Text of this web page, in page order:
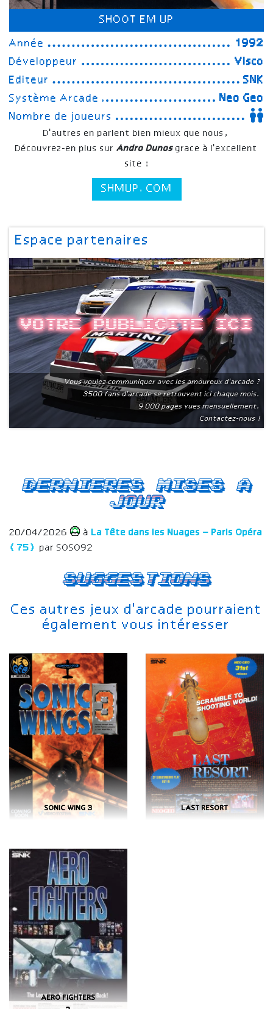
SHOOT EM UP
Année
1992
Développeur
Visco
Editeur
SNK
Système Arcade
Neo Geo
Nombre de joueurs
D'autres en parlent bien mieux que nous,
Découvrez-en plus sur Andro Dunos grace à l'excellent
site :
SHMUP.COM
Espace partenaires
Votre publicite ici
Vous voulez communiquer avec les amoureux d'arcade ?
3500 fans d'arcade se retrouvent ici chaque mois.
9 000 pages vues mensuellement.
Contactez-nous !
Suggestions
Ces autres jeux d'arcade pourraient
également vous intéresser
SONIC WING 3 LAST RESORT
AERO FIGHTERS
Dernieres mises a
jour
20/04/2026 à La Tête dans les Nuages – Paris Opéra
(75)
par SOSO92